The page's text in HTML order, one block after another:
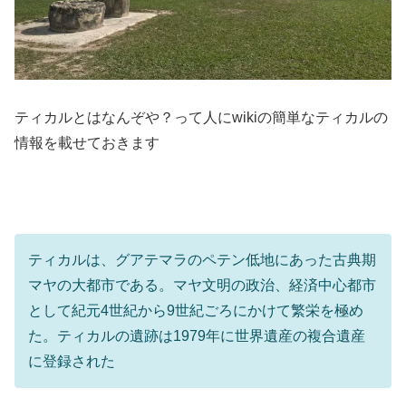
ティカルとはなんぞや？って人にwikiの簡単なティカルの
情報を載せておきます
ティカルは、グアテマラのペテン低地にあった古典期
マヤの大都市である。マヤ文明の政治、経済中心都市
として紀元4世紀から9世紀ごろにかけて繁栄を極め
た。ティカルの遺跡は1979年に世界遺産の複合遺産
に登録された